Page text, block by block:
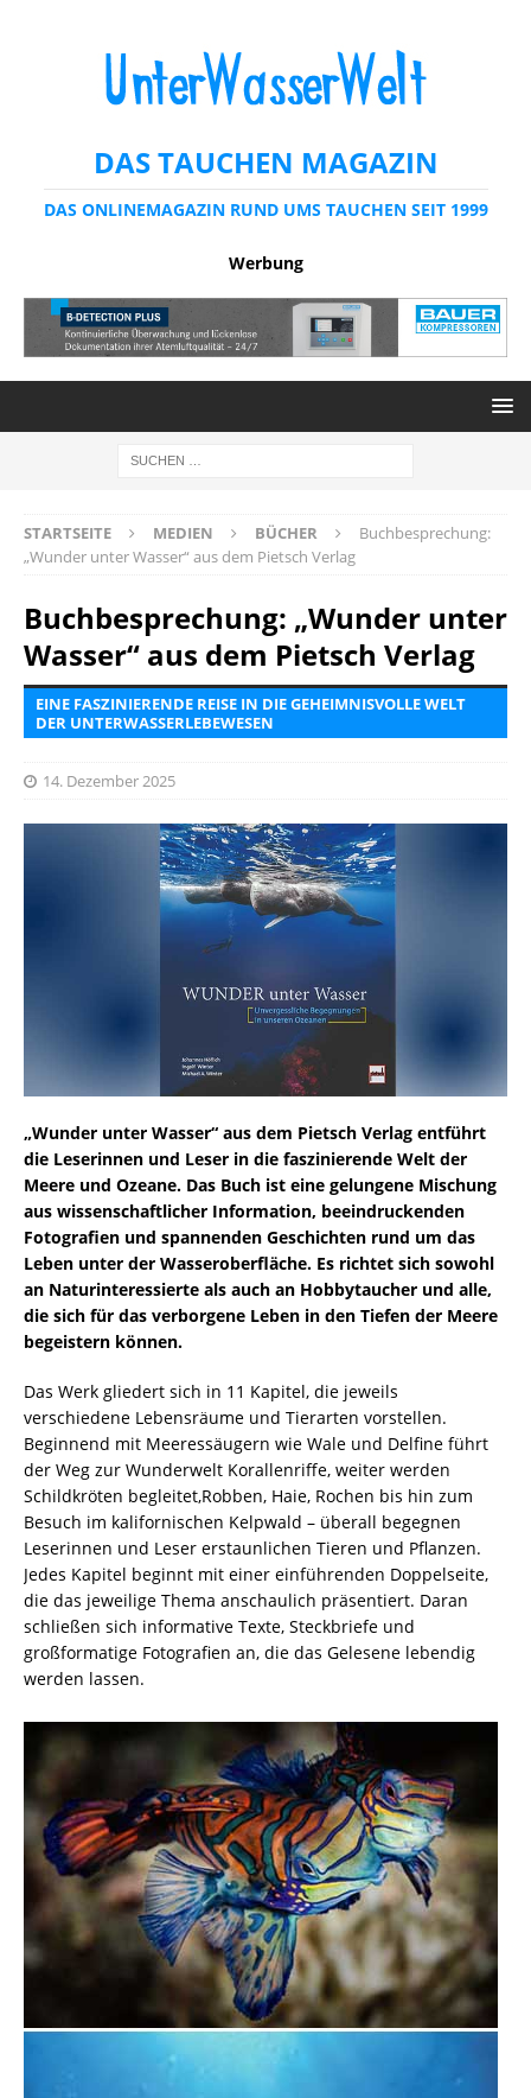
DAS TAUCHEN MAGAZIN
DAS ONLINEMAGAZIN RUND UMS TAUCHEN SEIT 1999
Werbung
STARTSEITE MEDIEN BÜCHER
Buchbesprechung:
„Wunder unter Wasser“ aus dem Pietsch Verlag
Buchbesprechung: „Wunder unter
Wasser“ aus dem Pietsch Verlag
EINE FASZINIERENDE REISE IN DIE GEHEIMNISVOLLE WELT
DER UNTERWASSERLEBEWESEN
14. Dezember 2025
„Wunder unter Wasser“ aus dem Pietsch Verlag entführt
die Leserinnen und Leser in die faszinierende Welt der
Meere und Ozeane. Das Buch ist eine gelungene Mischung
aus wissenschaftlicher Information, beeindruckenden
Fotografien und spannenden Geschichten rund um das
Leben unter der Wasseroberfläche. Es richtet sich sowohl
an Naturinteressierte als auch an Hobbytaucher und alle,
die sich für das verborgene Leben in den Tiefen der Meere
begeistern können.
Das Werk gliedert sich in 11 Kapitel, die jeweils
verschiedene Lebensräume und Tierarten vorstellen.
Beginnend mit Meeressäugern wie Wale und Delfine führt
der Weg zur Wunderwelt Korallenriffe, weiter werden
Schildkröten begleitet,Robben, Haie, Rochen bis hin zum
Besuch im kalifornischen Kelpwald – überall begegnen
Leserinnen und Leser erstaunlichen Tieren und Pflanzen.
Jedes Kapitel beginnt mit einer einführenden Doppelseite,
die das jeweilige Thema anschaulich präsentiert. Daran
schließen sich informative Texte, Steckbriefe und
großformatige Fotografien an, die das Gelesene lebendig
werden lassen.